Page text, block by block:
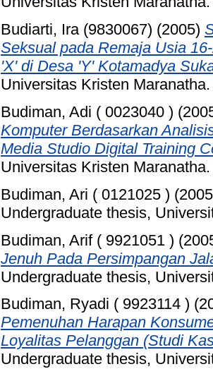
Budiarti, Ira (9830067) (2005)
Seksual pada Remaja Usia
'X' di Desa 'Y' Kotamadya
Universitas Kristen Maranatha.
Budiman, Adi ( 0023040 )
Komputer Berdasarkan
Media Studio Digital Training
Universitas Kristen Maranatha.
Budiman, Ari ( 0121025 )
Undergraduate thesis,
Budiman, Arif ( 9921051 )
Jenuh Pada Persimpangan
Undergraduate thesis,
Budiman, Ryadi ( 9923114 )
Pemenuhan Harapan
Loyalitas Pelanggan (Studi
Undergraduate thesis,